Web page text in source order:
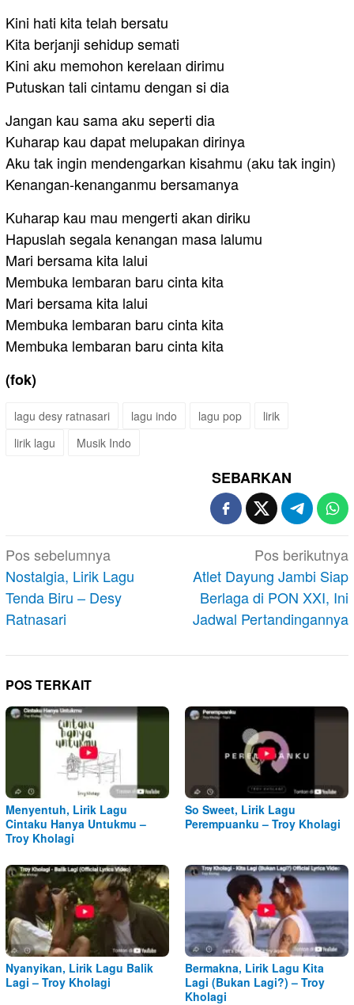
Kini hati kita telah bersatu
Kita berjanji sehidup semati
Kini aku memohon kerelaan dirimu
Putuskan tali cintamu dengan si dia
Jangan kau sama aku seperti dia
Kuharap kau dapat melupakan dirinya
Aku tak ingin mendengarkan kisahmu (aku tak ingin)
Kenangan-kenanganmu bersamanya
Kuharap kau mau mengerti akan diriku
Hapuslah segala kenangan masa lalumu
Mari bersama kita lalui
Membuka lembaran baru cinta kita
Mari bersama kita lalui
Membuka lembaran baru cinta kita
Membuka lembaran baru cinta kita
(fok)
lagu desy ratnasari lagu indo lagu pop
lirik
lirik lagu
Musik Indo
SEBARKAN
Navigasi
pos
Pos sebelumnya
Nostalgia, Lirik Lagu
Tenda Biru – Desy
Ratnasari
Pos berikutnya
Atlet Dayung Jambi Siap
Berlaga di PON XXI, Ini
Jadwal Pertandingannya
POS TERKAIT
Menyentuh, Lirik Lagu
Cintaku Hanya Untukmu –
Troy Kholagi
So Sweet, Lirik Lagu
Perempuanku – Troy Kholagi
Nyanyikan, Lirik Lagu Balik
Lagi – Troy Kholagi
Bermakna, Lirik Lagu Kita
Lagi (Bukan Lagi?) – Troy
Kholagi